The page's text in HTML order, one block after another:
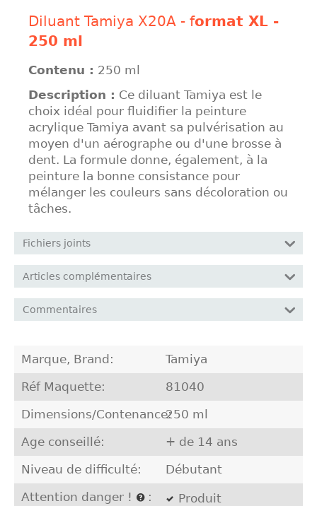
Diluant Tamiya X20A - format XL -
250 ml
Contenu : 250 ml
Description : Ce diluant Tamiya est le
choix idéal pour fluidifier la peinture
acrylique Tamiya avant sa pulvérisation au
moyen d'un aérographe ou d'une brosse à
dent. La formule donne, également, à la
peinture la bonne consistance pour
mélanger les couleurs sans décoloration ou
tâches.
Fichiers joints
Articles complémentaires
Commentaires
Marque, Brand: Tamiya
Réf Maquette: 81040
Dimensions/Contenance:250 ml
Age conseillé: + de 14 ans
Niveau de difficulté: Débutant
Attention danger ! :
Produit